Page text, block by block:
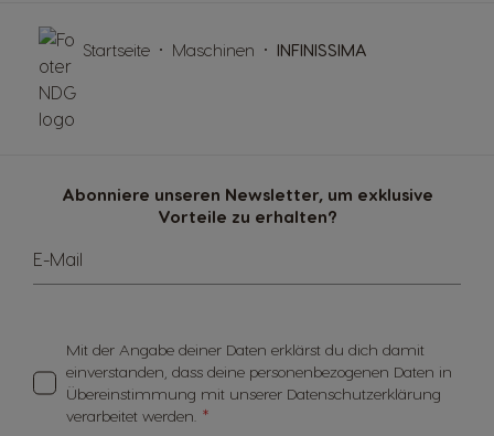
Abonniere unseren Newsletter, um exklusive
Vorteile zu erhalten?
E-Mail
Mit der Angabe deiner Daten erklärst du dich damit
einverstanden, dass deine personenbezogenen Daten in
Übereinstimmung mit unserer Datenschutzerklärung
verarbeitet werden.
Startseite Maschinen INFINISSIMA